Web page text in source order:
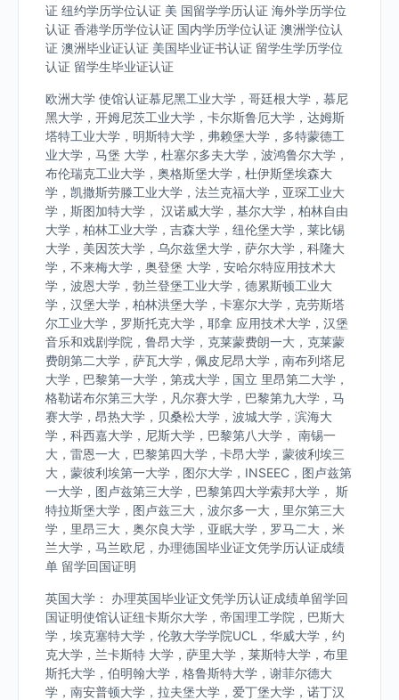
证 纽约学历学位认证 美 国留学学历认证 海外学历学位
认证 香港学历学位认证 国内学历学位认证 澳洲学位认
证 澳洲毕业证认证 美国毕业证书认证 留学生学历学位
认证 留学生毕业证认证
欧洲大学 使馆认证慕尼黑工业大学，哥廷根大学，慕尼
黑大学，开姆尼茨工业大学，卡尔斯鲁厄大学，达姆斯
塔特工业大学，明斯特大学，弗赖堡大学，多特蒙德工
业大学，马堡 大学，杜塞尔多夫大学，波鸿鲁尔大学，
布伦瑞克工业大学，奥格斯堡大学，杜伊斯堡埃森大
学，凯撒斯劳滕工业大学，法兰克福大学，亚琛工业大
学，斯图加特大学， 汉诺威大学，基尔大学，柏林自由
大学，柏林工业大学，吉森大学，纽伦堡大学，莱比锡
大学，美因茨大学，乌尔兹堡大学，萨尔大学，科隆大
学，不来梅大学，奥登堡 大学，安哈尔特应用技术大
学，波恩大学，勃兰登堡工业大学，德累斯顿工业大
学，汉堡大学，柏林洪堡大学，卡塞尔大学，克劳斯塔
尔工业大学，罗斯托克大学，耶拿 应用技术大学，汉堡
音乐和戏剧学院，鲁昂大学，克莱蒙费朗一大，克莱蒙
费朗第二大学，萨瓦大学，佩皮尼昂大学，南布列塔尼
大学，巴黎第一大学，第戎大学，国立 里昂第二大学，
格勒诺布尔第三大学，凡尔赛大学，巴黎第九大学，马
赛大学，昂热大学，贝桑松大学，波城大学，滨海大
学，科西嘉大学，尼斯大学，巴黎第八大学， 南锡一
大，雷恩一大，巴黎第四大学，卡昂大学，蒙彼利埃三
大，蒙彼利埃第一大学，图尔大学，INSEEC，图卢兹第
一大学，图卢兹第三大学，巴黎第四大学索邦大学， 斯
特拉斯堡大学，图卢兹三大，波尔多一大，里尔第三大
学，里昂三大，奥尔良大学，亚眠大学，罗马二大，米
兰大学，马兰欧尼，办理德国毕业证文凭学历认证成绩
单 留学回国证明
英国大学： 办理英国毕业证文凭学历认证成绩单留学回
国证明使馆认证纽卡斯尔大学，帝国理工学院，巴斯大
学，埃克塞特大学，伦敦大学学院UCL，华威大学，约
克大学，兰卡斯特 大学，萨里大学，莱斯特大学，布里
斯托大学，伯明翰大学，格鲁斯特大学，谢菲尔德大
学，南安普顿大学，拉夫堡大学，爱丁堡大学，诺丁汉